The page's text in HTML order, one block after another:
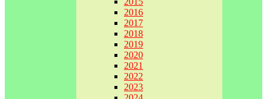
2016
2017
2018
2019
2020
2021
2022
2023